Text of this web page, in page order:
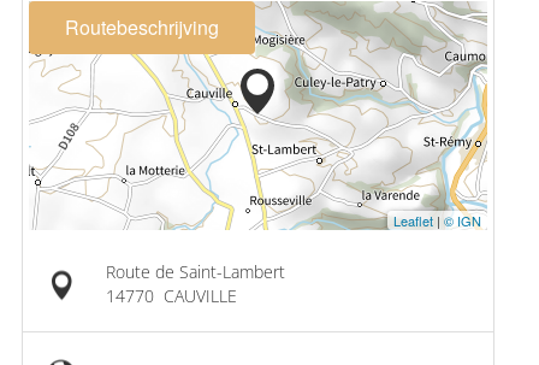
Routebeschrijving
Leaflet | © IGN
Route de Saint-Lambert
14770 CAUVILLE